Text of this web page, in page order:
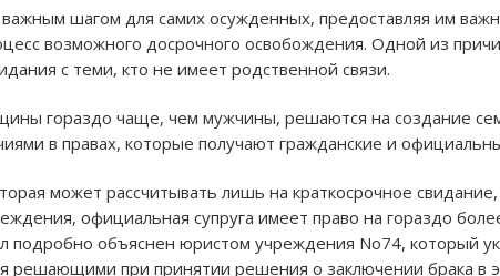
шагом для самих осужденных, предоставляя им
возможного досрочного освобождения. Одной из
с теми, кто не имеет родственной связи.
гораздо чаще, чем мужчины, решаются на создание
в правах, которые получают гражданские и
может рассчитывать лишь на краткосрочное
официальная супруга имеет право на гораздо
подробно объяснен юристом учреждения No74, который
решающими при принятии решения о заключении брака в